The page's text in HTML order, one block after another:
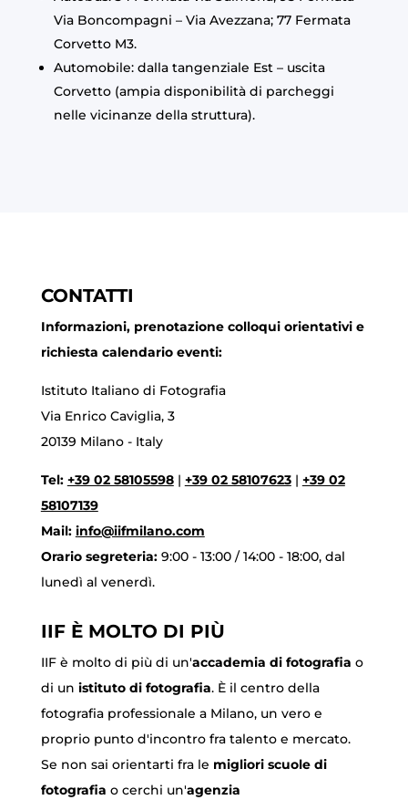
Via Boncompagni – Via Avezzana; 77 Fermata
Corvetto M3.
Automobile: dalla tangenziale Est – uscita
Corvetto (ampia disponibilità di parcheggi
nelle vicinanze della struttura).
CONTATTI
Informazioni, prenotazione colloqui orientativi e
richiesta calendario eventi:
Istituto Italiano di Fotografia
Via Enrico Caviglia, 3
20139 Milano - Italy
Tel: +39 02 58105598| +39 02 58107623| +39 02
58107139
Mail: info@iifmilano.com
Orario segreteria: 9:00 - 13:00 / 14:00 - 18:00, dal
lunedì al venerdì.
IIF È MOLTO DI PIÙ
IIF è molto di più di un'accademia di fotografia o
di un istituto di fotografia. È il centro della
fotografia professionale a Milano, un vero e
proprio punto d'incontro fra talento e mercato.
Se non sai orientarti fra le migliori scuole di
fotografia o cerchi un'agenzia